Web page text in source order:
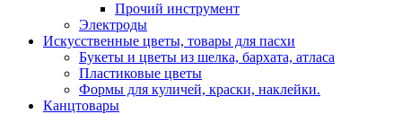
Прочий инструмент
Электроды
Искусственные цветы, товары для пасхи
Букеты и цветы из шелка, бархата, атласа
Пластиковые цветы
Формы для куличей, краски, наклейки.
Канцтовары